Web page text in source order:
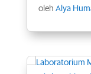
oleh Alya